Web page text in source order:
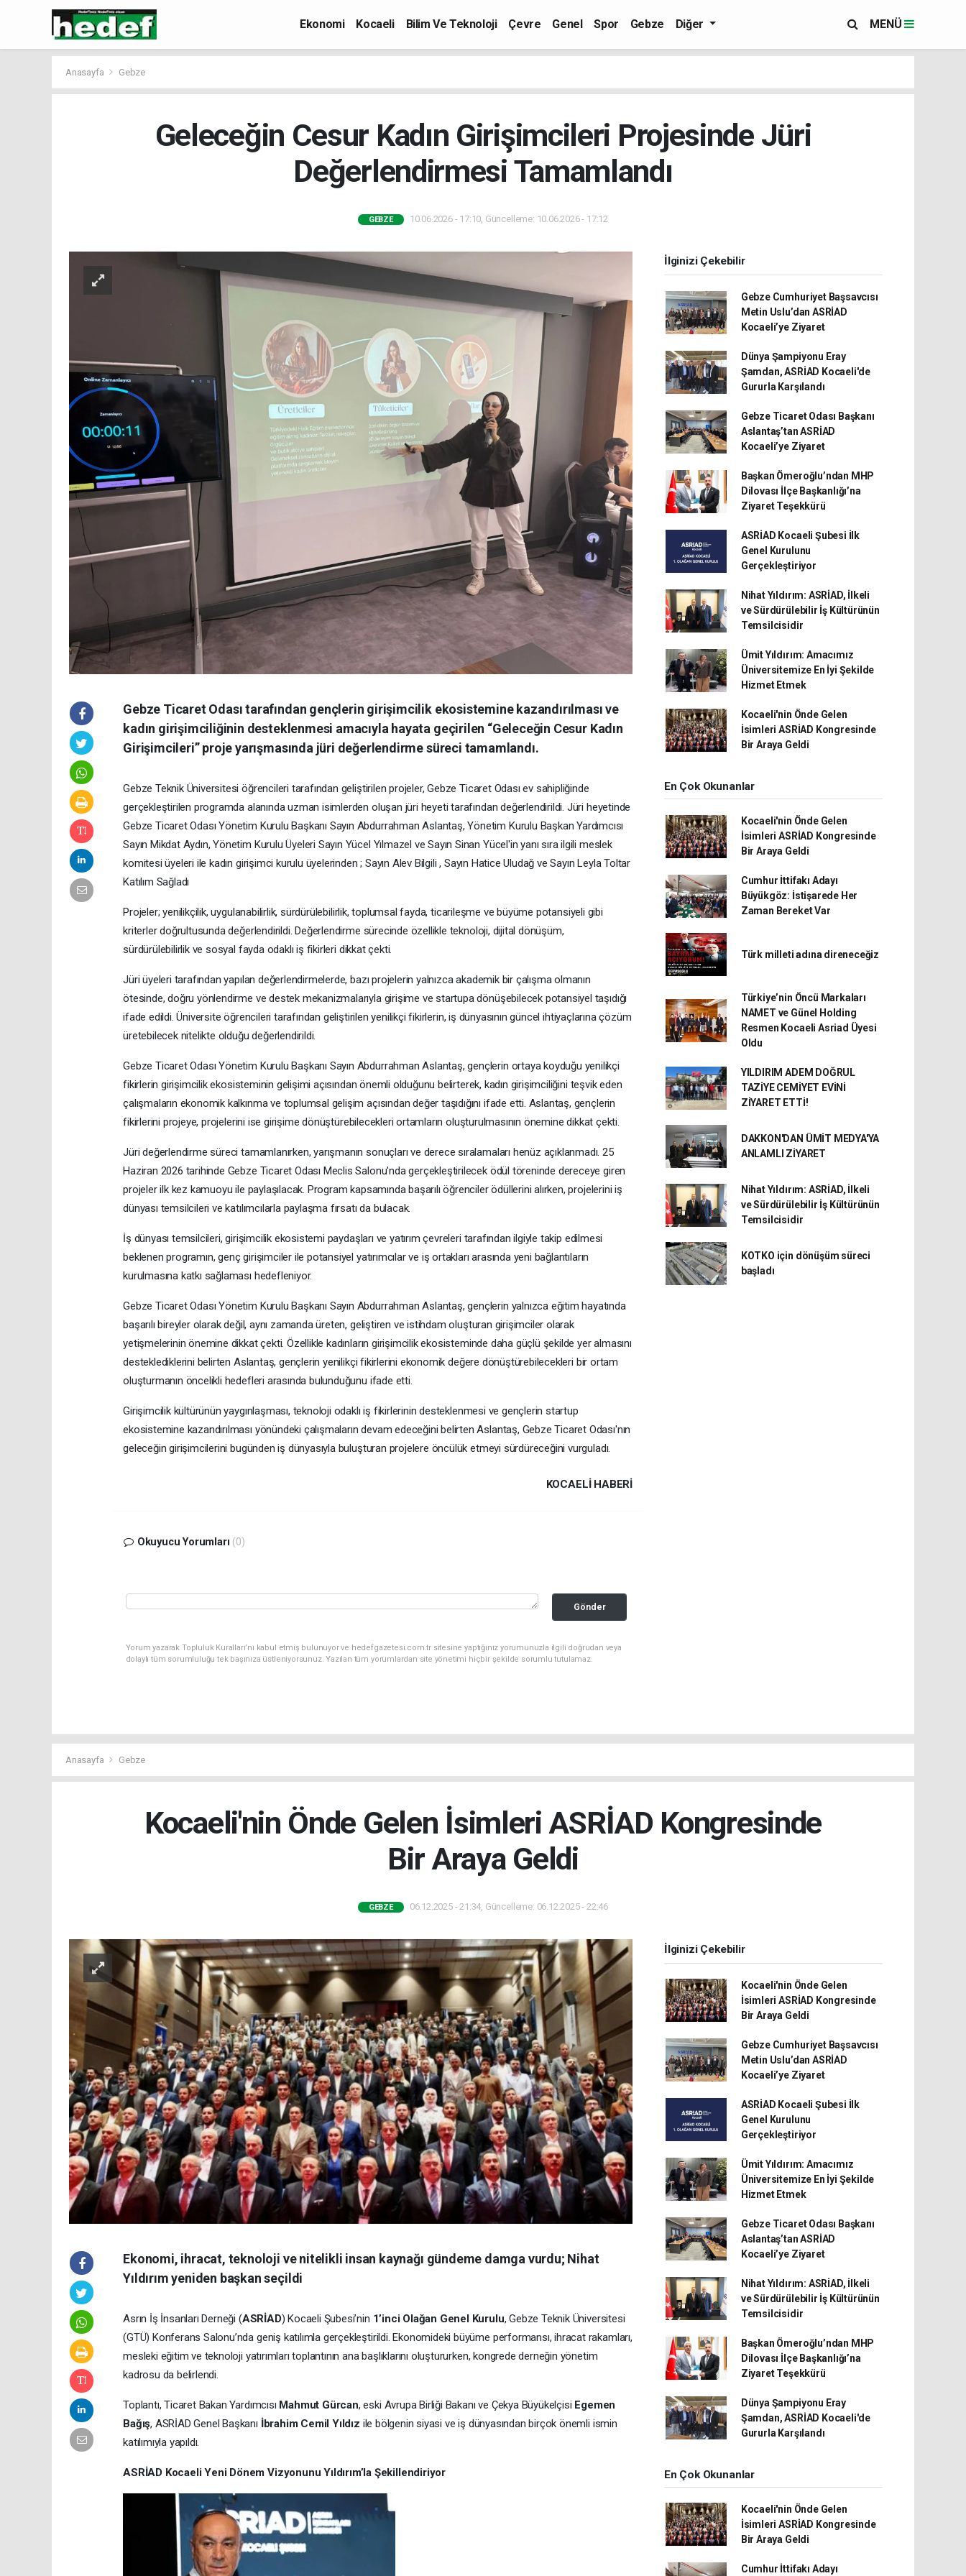
Ekonomi Kocaeli Bilim Ve Teknoloji Çevre Genel Spor Gebze Diğer MENÜ
Anasayfa Gebze
Geleceğin Cesur Kadın Girişimcileri Projesinde Jüri
Değerlendirmesi Tamamlandı
GEBZE 10.06.2026 - 17:10, Güncelleme: 10.06.2026 - 17:12
Gebze Ticaret Odası tarafından gençlerin girişimcilik ekosistemine kazandırılması ve
kadın girişimciliğinin desteklenmesi amacıyla hayata geçirilen “Geleceğin Cesur Kadın
Girişimcileri” proje yarışmasında jüri değerlendirme süreci tamamlandı.
Gebze Teknik Üniversitesi öğrencileri tarafından geliştirilen projeler, Gebze Ticaret Odası ev sahipliğinde
gerçekleştirilen programda alanında uzman isimlerden oluşan jüri heyeti tarafından değerlendirildi. Jüri heyetinde
Gebze Ticaret Odası Yönetim Kurulu Başkanı Sayın Abdurrahman Aslantaş, Yönetim Kurulu Başkan Yardımcısı
Sayın Mikdat Aydın, Yönetim Kurulu Üyeleri Sayın Yücel Yılmazel ve Sayın Sinan Yücel'in yanı sıra ilgili meslek
komitesi üyeleri ile kadın girişimci kurulu üyelerinden ; Sayın Alev Bilgili , Sayın Hatice Uludağ ve Sayın Leyla Toltar
Katılım Sağladı
Projeler; yenilikçilik, uygulanabilirlik, sürdürülebilirlik, toplumsal fayda, ticarileşme ve büyüme potansiyeli gibi
kriterler doğrultusunda değerlendirildi. Değerlendirme sürecinde özellikle teknoloji, dijital dönüşüm,
sürdürülebilirlik ve sosyal fayda odaklı iş fikirleri dikkat çekti.
Jüri üyeleri tarafından yapılan değerlendirmelerde, bazı projelerin yalnızca akademik bir çalışma olmanın
ötesinde, doğru yönlendirme ve destek mekanizmalarıyla girişime ve startupa dönüşebilecek potansiyel taşıdığı
ifade edildi. Üniversite öğrencileri tarafından geliştirilen yenilikçi fikirlerin, iş dünyasının güncel ihtiyaçlarına çözüm
üretebilecek nitelikte olduğu değerlendirildi.
Gebze Ticaret Odası Yönetim Kurulu Başkanı Sayın Abdurrahman Aslantaş, gençlerin ortaya koyduğu yenilikçi
fikirlerin girişimcilik ekosisteminin gelişimi açısından önemli olduğunu belirterek, kadın girişimciliğini teşvik eden
çalışmaların ekonomik kalkınma ve toplumsal gelişim açısından değer taşıdığını ifade etti. Aslantaş, gençlerin
fikirlerini projeye, projelerini ise girişime dönüştürebilecekleri ortamların oluşturulmasının önemine dikkat çekti.
Jüri değerlendirme süreci tamamlanırken, yarışmanın sonuçları ve derece sıralamaları henüz açıklanmadı. 25
Haziran 2026 tarihinde Gebze Ticaret Odası Meclis Salonu'nda gerçekleştirilecek ödül töreninde dereceye giren
projeler ilk kez kamuoyu ile paylaşılacak. Program kapsamında başarılı öğrenciler ödüllerini alırken, projelerini iş
dünyası temsilcileri ve katılımcılarla paylaşma fırsatı da bulacak.
İş dünyası temsilcileri, girişimcilik ekosistemi paydaşları ve yatırım çevreleri tarafından ilgiyle takip edilmesi
beklenen programın, genç girişimciler ile potansiyel yatırımcılar ve iş ortakları arasında yeni bağlantıların
kurulmasına katkı sağlaması hedefleniyor.
Gebze Ticaret Odası Yönetim Kurulu Başkanı Sayın Abdurrahman Aslantaş, gençlerin yalnızca eğitim hayatında
başarılı bireyler olarak değil, aynı zamanda üreten, geliştiren ve istihdam oluşturan girişimciler olarak
yetişmelerinin önemine dikkat çekti. Özellikle kadınların girişimcilik ekosisteminde daha güçlü şekilde yer almasını
desteklediklerini belirten Aslantaş, gençlerin yenilikçi fikirlerini ekonomik değere dönüştürebilecekleri bir ortam
oluşturmanın öncelikli hedefleri arasında bulunduğunu ifade etti.
Girişimcilik kültürünün yaygınlaşması, teknoloji odaklı iş fikirlerinin desteklenmesi ve gençlerin startup
ekosistemine kazandırılması yönündeki çalışmaların devam edeceğini belirten Aslantaş, Gebze Ticaret Odası'nın
geleceğin girişimcilerini bugünden iş dünyasıyla buluşturan projelere öncülük etmeyi sürdüreceğini vurguladı.
KOCAELI HABERİ
Okuyucu Yorumları (0)
Gönder
Yorum yazarak Topluluk Kuralları’nı kabul etmiş bulunuyor ve hedefgazetesi.com.tr sitesine yaptığınız yorumunuzla ilgili doğrudan veya
dolaylı tüm sorumluluğu tek başınıza üstleniyorsunuz. Yazılan tüm yorumlardan site yönetimi hiçbir şekilde sorumlu tutulamaz.
İlginizi Çekebilir
Gebze Cumhuriyet Başsavcısı
Metin Uslu’dan ASRİAD
Kocaeli’ye Ziyaret
Dünya Şampiyonu Eray
Şamdan, ASRİAD Kocaeli'de
Gururla Karşılandı
Gebze Ticaret Odası Başkanı
Aslantaş’tan ASRİAD
Kocaeli’ye Ziyaret
Başkan Ömeroğlu’ndan MHP
Dilovası İlçe Başkanlığı’na
Ziyaret Teşekkürü
ASRİAD Kocaeli Şubesi İlk
Genel Kurulunu
Gerçekleştiriyor
Nihat Yıldırım: ASRİAD, İlkeli
ve Sürdürülebilir İş Kültürünün
Temsilcisidir
Ümit Yıldırım: Amacımız
Üniversitemize En İyi Şekilde
Hizmet Etmek
Kocaeli'nin Önde Gelen
İsimleri ASRİAD Kongresinde
Bir Araya Geldi
En Çok Okunanlar
Kocaeli'nin Önde Gelen
İsimleri ASRİAD Kongresinde
Bir Araya Geldi
Cumhur İttifakı Adayı
Büyükgöz: İstişarede Her
Zaman Bereket Var
Türk milleti adına direneceğiz
Türkiye’nin Öncü Markaları
NAMET ve Günel Holding
Resmen Kocaeli Asriad Üyesi
Oldu
YILDIRIM ADEM DOĞRUL
TAZİYE CEMİYET EVİNİ
ZİYARET ETTİ!
DAKKON'DAN ÜMİT MEDYA'YA
ANLAMLI ZİYARET
Nihat Yıldırım: ASRİAD, İlkeli
ve Sürdürülebilir İş Kültürünün
Temsilcisidir
KOTKO için dönüşüm süreci
başladı
Anasayfa Gebze
Kocaeli'nin Önde Gelen İsimleri ASRİAD Kongresinde
Bir Araya Geldi
GEBZE 06.12.2025 - 21:34, Güncelleme: 06.12.2025 - 22:46
Ekonomi, ihracat, teknoloji ve nitelikli insan kaynağı gündeme damga vurdu; Nihat
Yıldırım yeniden başkan seçildi
Asrın İş İnsanları Derneği (ASRİAD) Kocaeli Şubesi’nin 1’inci Olağan Genel Kurulu, Gebze Teknik Üniversitesi
(GTÜ) Konferans Salonu’nda geniş katılımla gerçekleştirildi. Ekonomideki büyüme performansı, ihracat rakamları,
mesleki eğitim ve teknoloji yatırımları toplantının ana başlıklarını oluştururken, kongrede derneğin yönetim
kadrosu da belirlendi.
Toplantı, Ticaret Bakan Yardımcısı Mahmut Gürcan, eski Avrupa Birliği Bakanı ve Çekya Büyükelçisi Egemen
Bağış, ASRİAD Genel Başkanı İbrahim Cemil Yıldız ile bölgenin siyasi ve iş dünyasından birçok önemli ismin
katılımıyla yapıldı.
ASRİAD Kocaeli Yeni Dönem Vizyonunu Yıldırım’la Şekillendiriyor
İlginizi Çekebilir
Kocaeli'nin Önde Gelen
İsimleri ASRİAD Kongresinde
Bir Araya Geldi
Gebze Cumhuriyet Başsavcısı
Metin Uslu’dan ASRİAD
Kocaeli’ye Ziyaret
ASRİAD Kocaeli Şubesi İlk
Genel Kurulunu
Gerçekleştiriyor
Ümit Yıldırım: Amacımız
Üniversitemize En İyi Şekilde
Hizmet Etmek
Gebze Ticaret Odası Başkanı
Aslantaş’tan ASRİAD
Kocaeli’ye Ziyaret
Nihat Yıldırım: ASRİAD, İlkeli
ve Sürdürülebilir İş Kültürünün
Temsilcisidir
Başkan Ömeroğlu’ndan MHP
Dilovası İlçe Başkanlığı’na
Ziyaret Teşekkürü
Dünya Şampiyonu Eray
Şamdan, ASRİAD Kocaeli'de
Gururla Karşılandı
En Çok Okunanlar
Kocaeli'nin Önde Gelen
İsimleri ASRİAD Kongresinde
Bir Araya Geldi
Cumhur İttifakı Adayı